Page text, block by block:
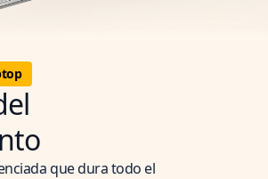
que dura todo el